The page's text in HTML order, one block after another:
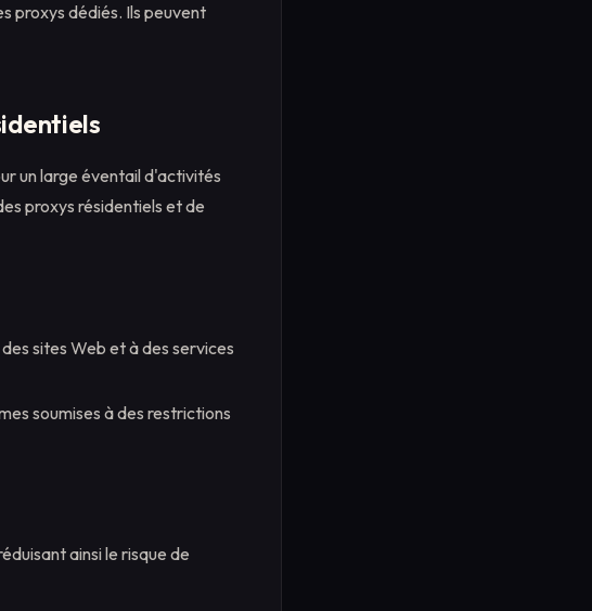
proxys dédiés. Ils peuvent
un large éventail d'activités
proxys résidentiels et de
sites Web et à des services
soumises à des restrictions
ainsi le risque de